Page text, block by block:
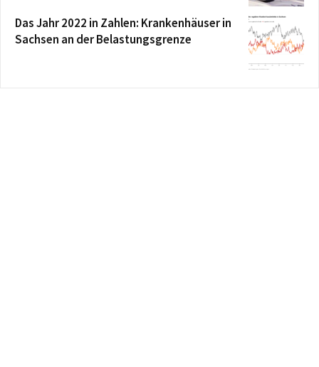
Das Jahr 2022 in Zahlen: Krankenhäuser in
Sachsen an der Belastungsgrenze